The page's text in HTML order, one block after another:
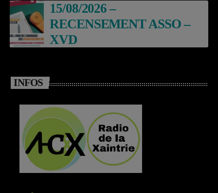
15/08/2026 –
RECENSEMENT ASSO –
XVD
INFOS